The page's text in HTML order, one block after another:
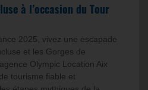
à l’occasion du Tour
2025, vivez une escapade
et les Gorges de
Olympic Location Aix
tourisme fiable et